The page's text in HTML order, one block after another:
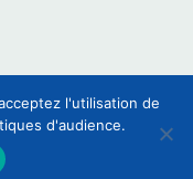
de Culture et de
l'utilisation de
d'audience.